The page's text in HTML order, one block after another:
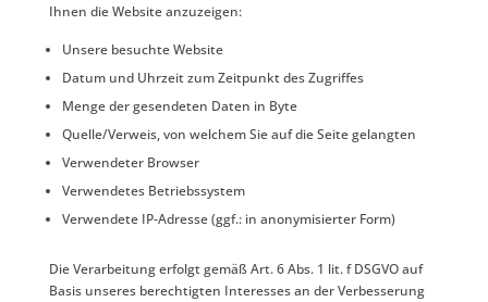
Ihnen die Website anzuzeigen:
Unsere besuchte Website
Datum und Uhrzeit zum Zeitpunkt des Zugriffes
Menge der gesendeten Daten in Byte
Quelle/Verweis, von welchem Sie auf die Seite gelangten
Verwendeter Browser
Verwendetes Betriebssystem
Verwendete IP-Adresse (ggf.: in anonymisierter Form)
Die Verarbeitung erfolgt gemäß Art. 6 Abs. 1 lit. f DSGVO auf
Basis unseres berechtigten Interesses an der Verbesserung